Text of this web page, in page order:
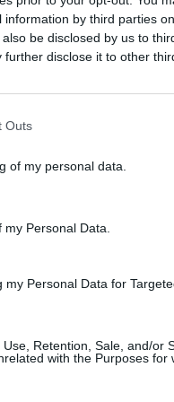
by third parties
be disclosed by us to
further disclose it to other
Outs
of my personal data.
Personal Data.
Personal Data for
Retention, Sale, and/or
with the Purposes for
prepara la
Ma lo
dai frugali,
olandese, Mark
non si ripete», ha
summit. La premier
è stata ancora
Finanze per sette